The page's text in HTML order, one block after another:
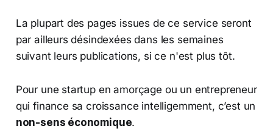
La plupart des pages issues de ce service seront
par ailleurs désindexées dans les semaines
suivant leurs publications, si ce n'est plus tôt.
Pour une startup en amorçage ou un entrepreneur
qui finance sa croissance intelligemment, c’est un
non-sens économique.